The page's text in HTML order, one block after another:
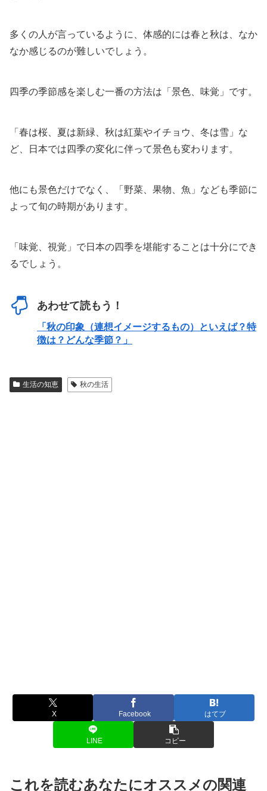
多くの人が言っているように、体感的には春と秋は、なか
なか感じるのが難しいでしょう。
四季の季節感を楽しむ一番の方法は「景色、味覚」です。
「春は桜、夏は新緑、秋は紅葉やイチョウ、冬は雪」な
ど、日本では四季の変化に伴って景色も変わります。
他にも景色だけでなく、「野菜、果物、魚」なども季節に
よって旬の時期があります。
「味覚、視覚」で日本の四季を堪能することは十分にでき
るでしょう。
あわせて読もう！
「秋の印象（連想イメージするもの）といえば？特
徴は？どんな季節？」
生活の知恵 秋の生活
X Facebook はてブ
LINE コピー
これを読むあなたにオススメの関連